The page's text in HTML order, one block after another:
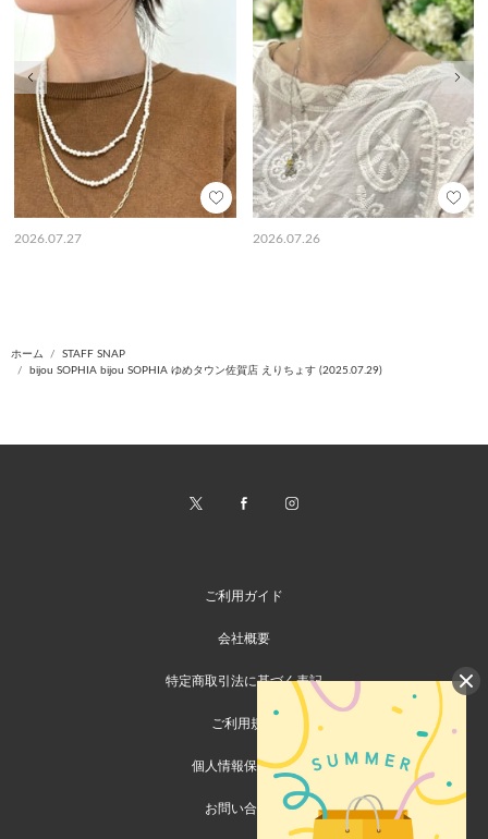
2026.07.27 2026.07.26
前の画像 次の
ホーム
STAFF SNAP
bijou SOPHIA bijou SOPHIA ゆめタウン佐賀店 えりちょす (2025.07.29)
ご利用ガイド
会社概要
特定商取引法に基づく表記
ご利用規約
個人情報保護方針
お問い合わせ